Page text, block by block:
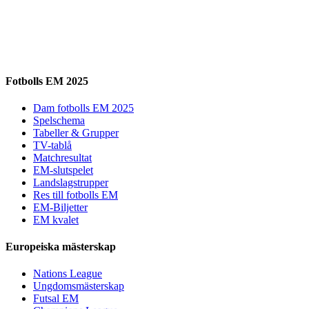
Fotbolls EM 2025
Dam fotbolls EM 2025
Spelschema
Tabeller & Grupper
TV-tablå
Matchresultat
EM-slutspelet
Landslagstrupper
Res till fotbolls EM
EM-Biljetter
EM kvalet
Europeiska mästerskap
Nations League
Ungdomsmästerskap
Futsal EM